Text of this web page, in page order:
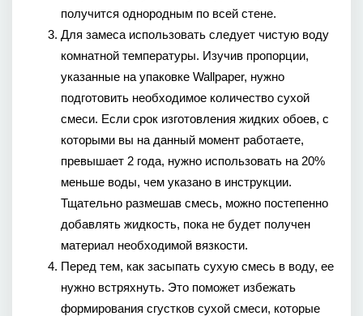
получится однородным по всей стене.
Для замеса использовать следует чистую воду
комнатной температуры. Изучив пропорции,
указанные на упаковке Wallpaper, нужно
подготовить необходимое количество сухой
смеси. Если срок изготовления жидких обоев, с
которыми вы на данный момент работаете,
превышает 2 года, нужно использовать на 20%
меньше воды, чем указано в инструкции.
Тщательно размешав смесь, можно постепенно
добавлять жидкость, пока не будет получен
материал необходимой вязкости.
Перед тем, как засыпать сухую смесь в воду, ее
нужно встряхнуть. Это поможет избежать
формирования сгустков сухой смеси, которые